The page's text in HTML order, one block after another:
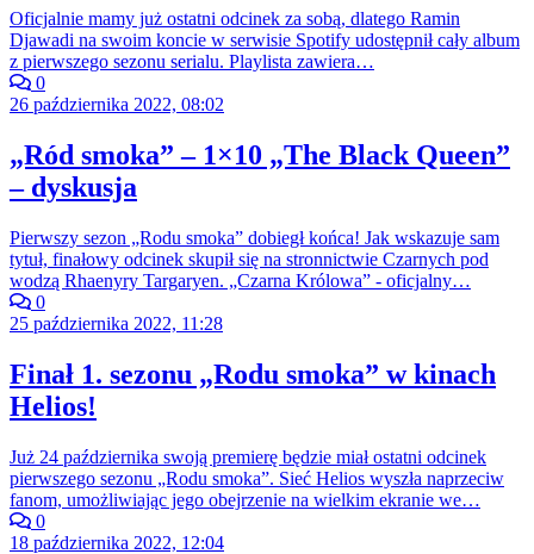
Oficjalnie mamy już ostatni odcinek za sobą, dlatego Ramin
Djawadi na swoim koncie w serwisie Spotify udostępnił cały album
z pierwszego sezonu serialu. Playlista zawiera…
0
26 października 2022, 08:02
„Ród smoka” – 1×10 „The Black Queen”
– dyskusja
Pierwszy sezon „Rodu smoka” dobiegł końca! Jak wskazuje sam
tytuł, finałowy odcinek skupił się na stronnictwie Czarnych pod
wodzą Rhaenyry Targaryen. „Czarna Królowa” - oficjalny…
0
25 października 2022, 11:28
Finał 1. sezonu „Rodu smoka” w kinach
Helios!
Już 24 października swoją premierę będzie miał ostatni odcinek
pierwszego sezonu „Rodu smoka”. Sieć Helios wyszła naprzeciw
fanom, umożliwiając jego obejrzenie na wielkim ekranie we…
0
18 października 2022, 12:04